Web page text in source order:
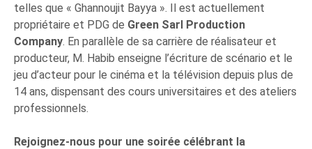
telles que « Ghannoujit Bayya ». Il est actuellement
propriétaire et PDG de Green Sarl Production
Company. En parallèle de sa carrière de réalisateur et
producteur, M. Habib enseigne l’écriture de scénario et le
jeu d’acteur pour le cinéma et la télévision depuis plus de
14 ans, dispensant des cours universitaires et des ateliers
professionnels.
Rejoignez-nous pour une soirée célébrant la